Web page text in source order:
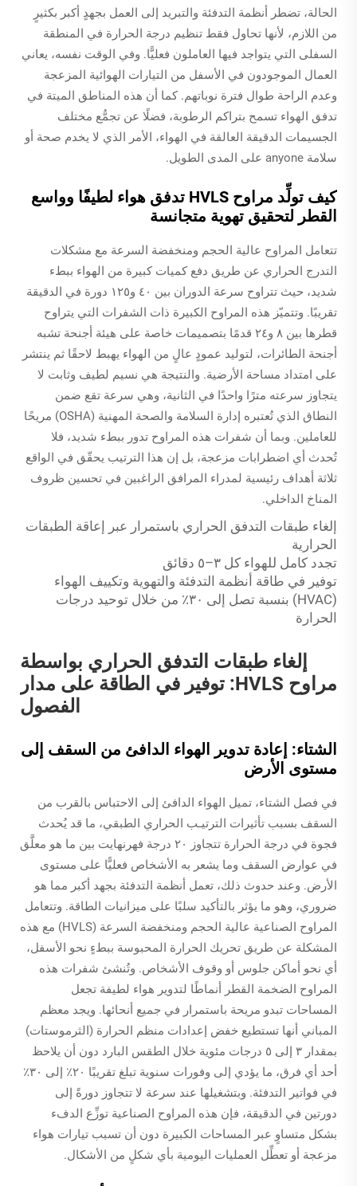
الحالة، تضطر أنظمة التدفئة والتبريد إلى العمل بجهدٍ أكبر بكثيرٍ
من اللازم، لأنها تحاول فقط تنظيم درجة الحرارة في المنطقة
السفلى التي يتواجد فيها العاملون فعليًّا. وفي الوقت نفسه، يعاني
العمال الموجودون في الأسفل من التيارات الهوائية المزعجة
وعدم الراحة طوال فترة نوباتهم. كما أن هذه المناطق الميتة في
تدفق الهواء تسمح بتراكم الرطوبة، فضلًا عن تجمُّع مختلف
الجسيمات الدقيقة العالقة في الهواء، الأمر الذي لا يخدم صحة أو
سلامة anyone على المدى الطويل.
كيف تولِّد مراوح HVLS تدفق هواء لطيفًا وواسع
القطر لتحقيق تهوية متجانسة
تتعامل المراوح عالية الحجم ومنخفضة السرعة مع مشكلات
التدرج الحراري عن طريق دفع كميات كبيرة من الهواء ببطء
شديد، حيث تتراوح سرعة الدوران بين ٤٠ و١٢٥ دورة في الدقيقة
تقريبًا. وتتميّز هذه المراوح الكبيرة ذات الشفرات التي يتراوح
قطرها بين ٨ و٢٤ قدمًا بتصميمات خاصة على هيئة أجنحة تشبه
أجنحة الطائرات، لتوليد عمودٍ عالٍ من الهواء يهبط لاحقًا ثم ينتشر
على امتداد مساحة الأرضية. والنتيجة هي نسيم لطيف وثابت لا
يتجاوز سرعته مترًا واحدًا في الثانية، وهي سرعة تقع ضمن
النطاق الذي تُعتبره إدارة السلامة والصحة المهنية (OSHA) مريحًا
للعاملين. وبما أن شفرات هذه المراوح تدور ببطء شديد، فلا
تُحدث أي اضطرابات مزعجة، بل إن هذا الترتيب يحقّق في الواقع
ثلاثة أهداف رئيسية لمدراء المرافق الراغبين في تحسين ظروف
المناخ الداخلي.
إلغاء طبقات التدفق الحراري باستمرار عبر إعاقة الطبقات
الحرارية
تجدد كامل للهواء كل ٣–٥ دقائق
توفير في طاقة أنظمة التدفئة والتهوية وتكييف الهواء
(HVAC) بنسبة تصل إلى ٣٠٪ من خلال توحيد درجات
الحرارة
إلغاء طبقات التدفق الحراري بواسطة
مراوح HVLS: توفير في الطاقة على مدار
الفصول
الشتاء: إعادة تدوير الهواء الدافئ من السقف إلى
مستوى الأرض
في فصل الشتاء، تميل الهواء الدافئ إلى الاحتباس بالقرب من
السقف بسبب تأثيرات الترتيـب الحراري الطبقي، ما قد يُحدث
فجوة في درجة الحرارة تتجاوز ٢٠ درجة فهرنهايت بين ما هو معلَّق
في عوارض السقف وما يشعر به الأشخاص فعليًّا على مستوى
الأرض. وعند حدوث ذلك، تعمل أنظمة التدفئة بجهد أكبر مما هو
ضروري، وهو ما يؤثر بالتأكيد سلبًا على ميزانيات الطاقة. وتتعامل
المراوح الصناعية عالية الحجم ومنخفضة السرعة (HVLS) مع هذه
المشكلة عن طريق تحريك الحرارة المحبوسة ببطءٍ نحو الأسفل،
أي نحو أماكن جلوس أو وقوف الأشخاص. وتُنشئ شفرات هذه
المراوح الضخمة القطر أنماطًا لتدوير هواء لطيفة تجعل
المساحات تبدو مريحة باستمرار في جميع أنحائها. ويجد معظم
المباني أنها تستطيع خفض إعدادات منظم الحرارة (الثرموستات)
بمقدار ٣ إلى ٥ درجات مئوية خلال الطقس البارد دون أن يلاحظ
أحد أي فرق، ما يؤدي إلى وفورات سنوية تبلغ تقريبًا ٢٠٪ إلى ٣٠٪
في فواتير التدفئة. وبتشغيلها عند سرعة لا تتجاوز دورةً إلى
دورتين في الدقيقة، فإن هذه المراوح الصناعية توزِّع الدفء
بشكل متساوٍ عبر المساحات الكبيرة دون أن تسبب تيارات هواء
مزعجة أو تعطِّل العمليات اليومية بأي شكلٍ من الأشكال.